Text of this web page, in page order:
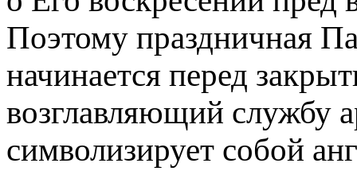
Поэтому праздничная
начинается перед
возглавляющий службу
символизирует собой